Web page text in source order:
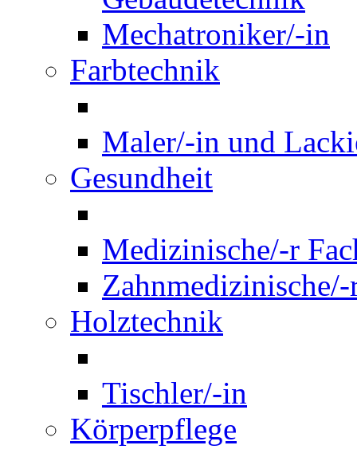
Mechatroniker/-in
Farbtechnik
Maler/-in und
Gesundheit
Medizinische/-r
Holztechnik
Tischler/-in
Körperpflege